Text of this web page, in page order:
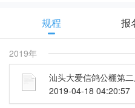
规程 报
2019年
汕头大爱信鸽公棚第
2019-04-18 04:20:57